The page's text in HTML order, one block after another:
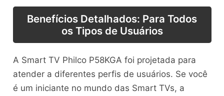
Benefícios Detalhados: Para Todos
os Tipos de Usuários
A Smart TV Philco P58KGA foi projetada para
atender a diferentes perfis de usuários. Se você
é um iniciante no mundo das Smart TVs, a